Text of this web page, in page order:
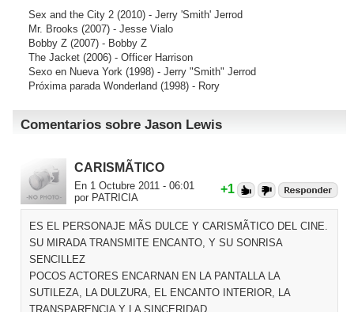
Sex and the City 2 (2010) - Jerry 'Smith' Jerrod
Mr. Brooks (2007) - Jesse Vialo
Bobby Z (2007) - Bobby Z
The Jacket (2006) - Officer Harrison
Sexo en Nueva York (1998) - Jerry "Smith" Jerrod
Próxima parada Wonderland (1998) - Rory
Comentarios sobre Jason Lewis
CARISMÃTICO
En 1 Octubre 2011 - 06:01
por PATRICIA
+1
ES EL PERSONAJE MÃS DULCE Y CARISMÃTICO DEL CINE.
SU MIRADA TRANSMITE ENCANTO, Y SU SONRISA
SENCILLEZ
POCOS ACTORES ENCARNAN EN LA PANTALLA LA
SUTILEZA, LA DULZURA, EL ENCANTO INTERIOR, LA
TRANSPARENCIA Y LA SINCERIDAD